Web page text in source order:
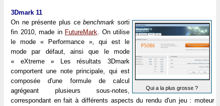
3Dmark 11
Qui a la plus grosse ?
On ne présente plus cebenchmark sorti
fin 2010, made in FutureMark. On utilise
le mode « Performance », qui est le
mode par défaut, ainsi que le mode
« eXtreme » Les résultats 3Dmark
comportent une note principale, qui est
composée d'une formule de calcul
agrégeant plusieurs sous-notes,
correspondant en fait à différents aspects du rendu d'un jeu : moteur